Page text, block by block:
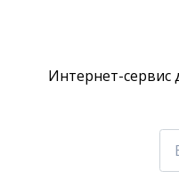
Интернет-сервис